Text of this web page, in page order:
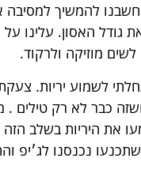
להמשיך למסיבה
גודל האסון. עלינו על
מוזיקה ולרקוד.
לשמוע יריות.
כבר לא רק טילים .
את היריות בשלב הזה
נכנסנו לג׳יפ